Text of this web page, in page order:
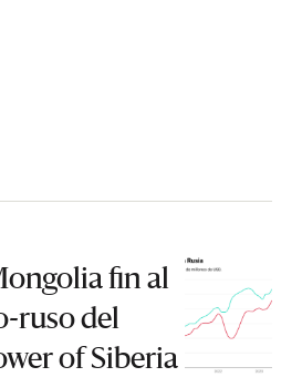
fin al
ruso del
of Siberia